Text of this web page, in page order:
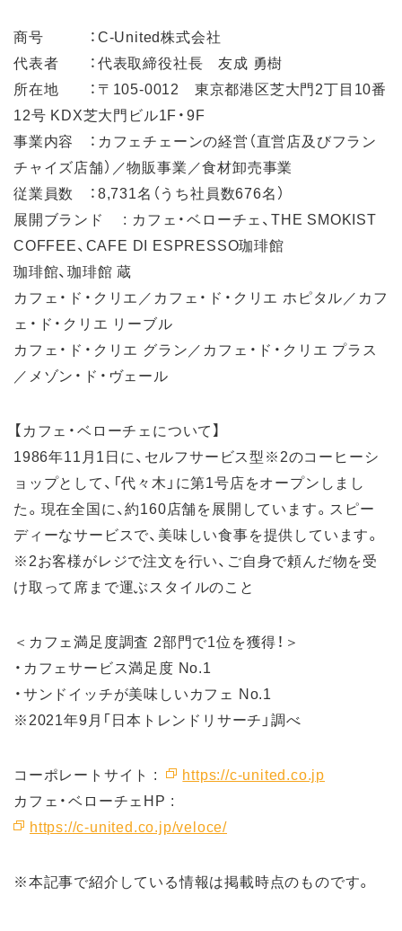
商号 ：C-United株式会社
代表者 ：代表取締役社長 友成 勇樹
所在地 ：〒105-0012 東京都港区芝大門2丁目10番
12号 KDX芝大門ビル1F・9F
事業内容 ：カフェチェーンの経営（直営店及びフラン
チャイズ店舗）／物販事業／食材卸売事業
従業員数 ：8,731名（うち社員数676名）
展開ブランド : カフェ・ベローチェ、THE SMOKIST
COFFEE、CAFE DI ESPRESSO珈琲館
珈琲館、珈琲館 蔵
カフェ・ド・クリエ／カフェ・ド・クリエ ホピタル／カフ
ェ・ド・クリエ リーブル
カフェ・ド・クリエ グラン／カフェ・ド・クリエ プラス
／メゾン・ド・ヴェール
【カフェ・ベローチェについて】
1986年11月1日に、セルフサービス型※2のコーヒーシ
ョップとして、「代々木」に第1号店をオープンしまし
た。現在全国に、約160店舗を展開しています。スピー
ディーなサービスで、美味しい食事を提供しています。
※2お客様がレジで注文を行い、ご自身で頼んだ物を受
け取って席まで運ぶスタイルのこと
＜カフェ満足度調査 2部門で1位を獲得！＞
・カフェサービス満足度 No.1
・サンドイッチが美味しいカフェ No.1
※2021年9月「日本トレンドリサーチ」調べ
コーポレートサイト :
https://c-united.co.jp
カフェ・ベローチェHP :
https://c-united.co.jp/veloce/
※本記事で紹介している情報は掲載時点のものです。